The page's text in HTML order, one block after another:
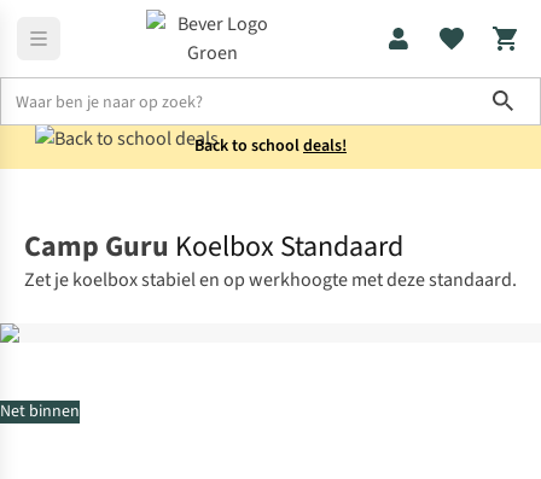
Back to schooldeals!
Net binnen
Camp Guru Koelbox Standaard
Zet je koelbox stabiel en op werkhoogte met deze standaard.